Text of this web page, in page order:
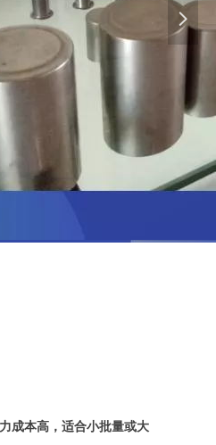
넲
成本高，适合小批量或大